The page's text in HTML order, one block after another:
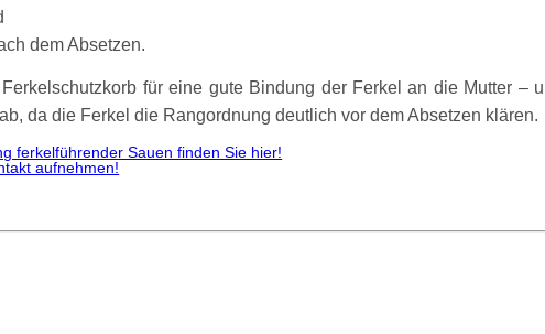
dem Absetzen.
für eine gute Bindung der Ferkel an die Mutter –
da die Ferkel die Rangordnung deutlich vor dem Absetzen klären.
ferkelführender Sauen finden Sie hier!
aufnehmen!